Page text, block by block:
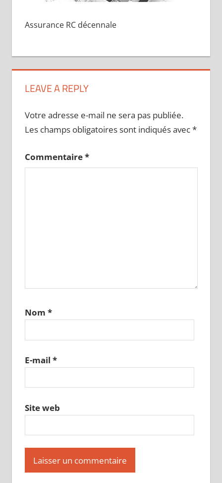
Assurance RC décennale
LEAVE A REPLY
Votre adresse e-mail ne sera pas publiée.
Les champs obligatoires sont indiqués avec*
Commentaire*
Nom *
E-mail *
Site web